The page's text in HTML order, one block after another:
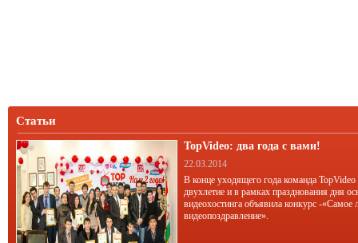
Статьи
TopVideo: два года с вами!
22.03.2014
В конце уходящего года команда TopVideo
двухлетие и в рамках празднования дня
видеохостинга объявила конкурс -«Самое
видеопоздравление».